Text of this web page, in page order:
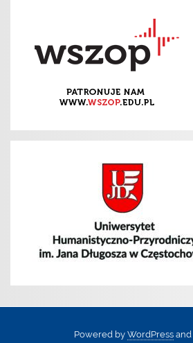
Powered by WordPress and